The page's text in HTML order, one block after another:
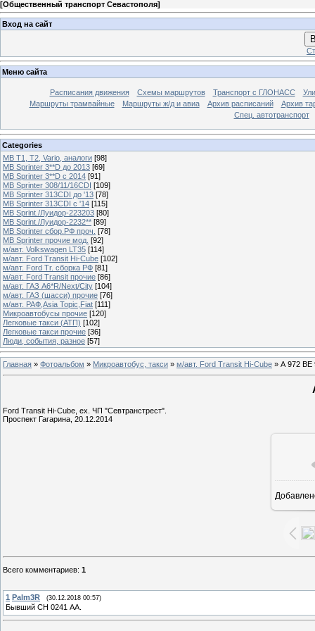
[Общественный транспорт Севастополя]
Вход на сайт
Меню сайта
Расписания движения Схемы маршрутов Транспорт с ГЛОНАСС
Маршруты трамвайные
Маршруты ж/д и авиа Архив расписаний
Архив
Спец. автотранспорт
Categories
MB T1, T2, Vario, аналоги [98]
MB Sprinter 3**D до 2013 [69]
MB Sprinter 3**D с 2014 [91]
MB Sprinter 308/11/16CDI [109]
MB Sprinter 313CDI до '13 [78]
MB Sprinter 313CDI с '14 [115]
MB Sprint./Луидор-223203 [80]
MB Sprint./Луидор-2232** [89]
MB Sprinter сбор.РФ проч. [78]
MB Sprinter прочие мод. [92]
м/авт. Volkswagen LT35 [114]
м/авт. Ford Transit Hi-Cube [102]
м/авт. Ford Tr. сборка РФ [81]
м/авт. Ford Transit прочие [86]
м/авт. ГАЗ A6*R/Next/City [104]
м/авт. ГАЗ (шасси) прочие [76]
м/авт. РАФ,Asia Topic,Fiat [111]
Микроавтобусы прочие [120]
Легковые такси (АТП) [102]
Легковые такси прочие [36]
Люди, события, разное [57]
Главная » Фотоальбом » Микроавтобус, такси » м/авт. Ford Transit Hi-Cube » А 972 ВЕ
Ford Transit Hi-Cube, ех. ЧП "Севтранстрест".
Проспект Гагарина, 20.12.2014
Всего комментариев: 1
1 Palm3R (30.12.2018 00:57)
Бывший СН 0241 АА.